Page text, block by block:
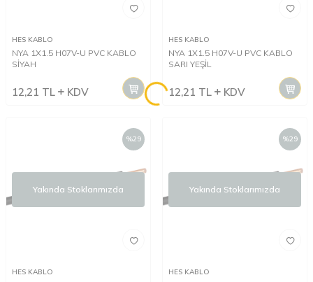
HES KABLO
NYA 1X1.5 H07V-U PVC KABLO
SİYAH
12,21 TL KDV
HES KABLO
NYA 1X1.5 H07V-U PVC KABLO
SARI YEŞİL
12,21 TL KDV
%29
Yakında Stoklarımızda
HES KABLO
%29
Yakında Stoklarımızda
HES KABLO